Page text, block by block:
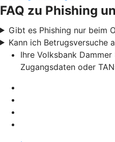
FAQ zu Phishing
Gibt es Phishing nur beim
Kann ich Betrugsversuche
Ihre Volksbank
Zugangsdaten oder